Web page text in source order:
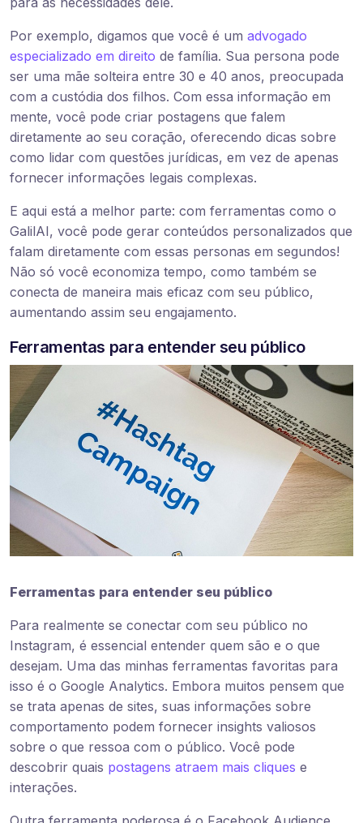
Por exemplo, digamos que você é um advogado
especializado em direito de família. Sua persona pode
ser uma mãe solteira entre 30 e 40 anos, preocupada
com a custódia dos filhos. Com essa informação em
mente, você pode criar postagens que falem
diretamente ao seu coração, oferecendo dicas sobre
como lidar com questões jurídicas, em vez de apenas
fornecer informações legais complexas.
E aqui está a melhor parte: com ferramentas como o
GalilAI, você pode gerar conteúdos personalizados que
falam diretamente com essas personas em segundos!
Não só você economiza tempo, como também se
conecta de maneira mais eficaz com seu público,
aumentando assim seu engajamento.
Ferramentas para entender seu público
Ferramentas para entender seu público
Para realmente se conectar com seu público no
Instagram, é essencial entender quem são e o que
desejam. Uma das minhas ferramentas favoritas para
isso é o Google Analytics. Embora muitos pensem que
se trata apenas de sites, suas informações sobre
comportamento podem fornecer insights valiosos
sobre o que ressoa com o público. Você pode
descobrir quais postagens atraem mais cliques e
interações.